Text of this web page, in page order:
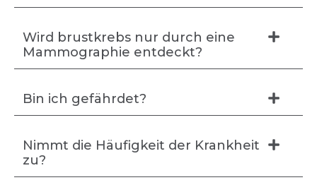
Wird brustkrebs nur durch eine
Mammographie entdeckt?
Bin ich gefährdet?
Nimmt die Häufigkeit der Krankheit
zu?